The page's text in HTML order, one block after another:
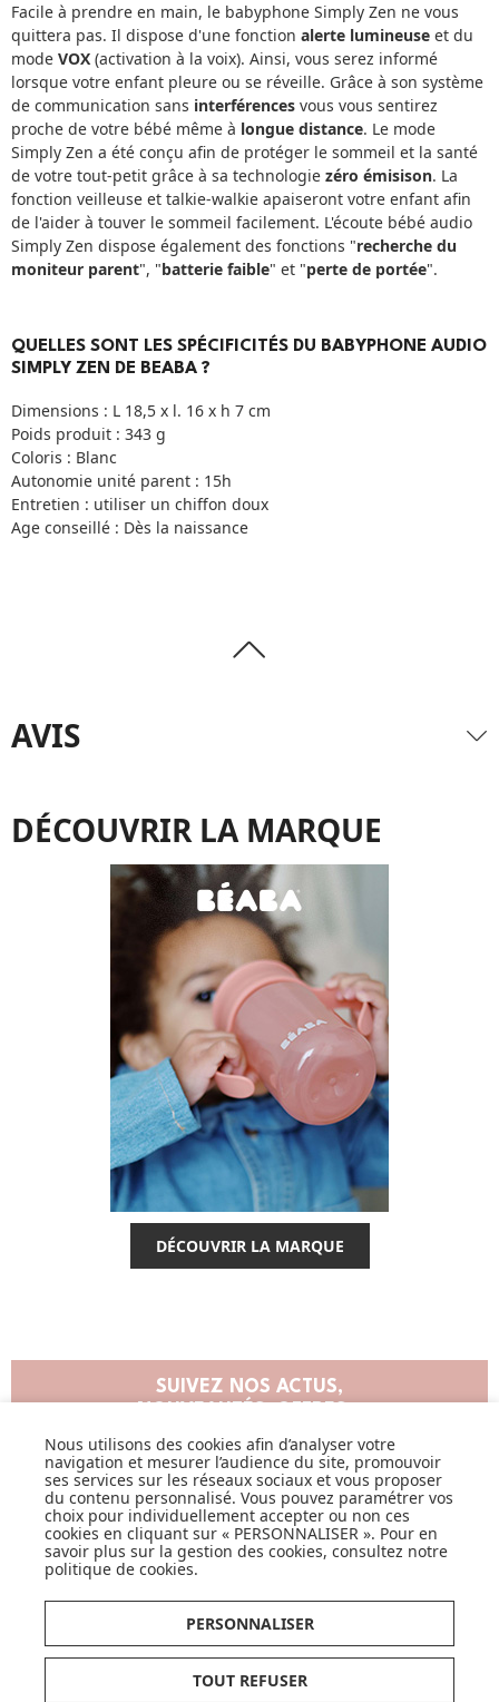
Facile à prendre en main, le babyphone Simply Zen ne vous
quittera pas. Il dispose d'une fonction alerte lumineuse et du
mode VOX (activation à la voix). Ainsi, vous serez informé
lorsque votre enfant pleure ou se réveille. Grâce à son système
de communication sans interférences vous vous sentirez
proche de votre bébé même à longue distance. Le mode
Simply Zen a été conçu afin de protéger le sommeil et la santé
de votre tout-petit grâce à sa technologie zéro émisison. La
fonction veilleuse et talkie-walkie apaiseront votre enfant afin
de l'aider à touver le sommeil facilement. L'écoute bébé audio
Simply Zen dispose également des fonctions "recherche du
moniteur parent", "batterie faible" et "perte de portée".
QUELLES SONT LES SPÉCIFICITÉS DU BABYPHONE AUDIO
SIMPLY ZEN DE BEABA ?
Dimensions : L 18,5 x l. 16 x h 7 cm
Poids produit : 343 g
Coloris : Blanc
Autonomie unité parent : 15h
Entretien : utiliser un chiffon doux
Age conseillé : Dès la naissance
AVIS
DÉCOUVRIR LA MARQUE
DÉCOUVRIR LA MARQUE
SUIVEZ NOS ACTUS,
OK
LISTE DE NAISSANCE
Nous utilisons des cookies afin d’analyser votre
navigation et mesurer l’audience du site, promouvoir
ses services sur les réseaux sociaux et vous proposer
du contenu personnalisé. Vous pouvez paramétrer vos
choix pour individuellement accepter ou non ces
cookies en cliquant sur « PERSONNALISER ». Pour en
savoir plus sur la gestion des cookies, consultez notre
politique de cookies.
PERSONNALISER
TOUT REFUSER